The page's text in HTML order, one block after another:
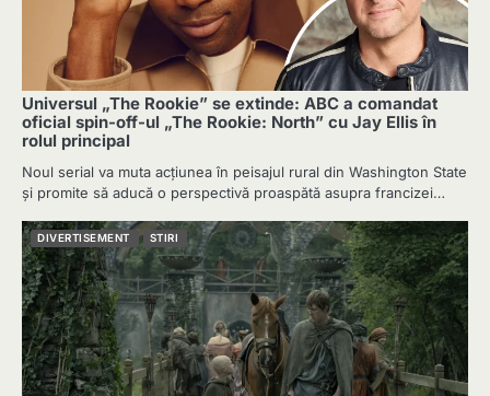
Universul „The Rookie” se extinde: ABC a comandat
oficial spin-off-ul „The Rookie: North” cu Jay Ellis în
rolul principal
Noul serial va muta acțiunea în peisajul rural din Washington State
și promite să aducă o perspectivă proaspătă asupra francizei…
DIVERTISEMENT STIRI